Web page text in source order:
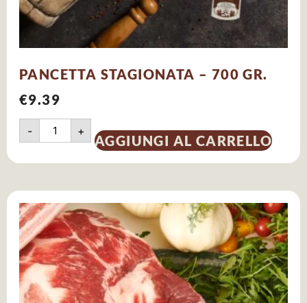
PANCETTA STAGIONATA – 700 GR.
€9.39
- +
AGGIUNGI AL CARRELLO